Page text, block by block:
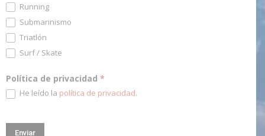
Running
Submarinismo
Triatlón
Surf / Skate
Política de privacidad *
He leído la política de privacidad.